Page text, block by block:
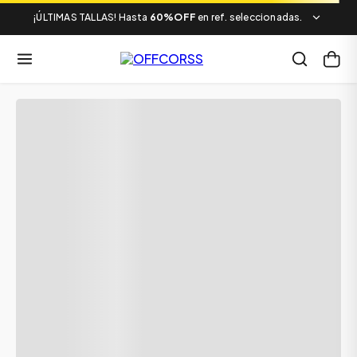
¡ÚLTIMAS TALLAS! Hasta 60%OFF en ref. seleccionadas.